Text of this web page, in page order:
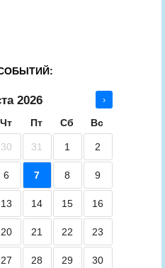
2026 ›
Чт Пт Сб Вс
30 31 1 2
6 7 8 9
13 14 15 16
20 21 22 23
27 28 29 30